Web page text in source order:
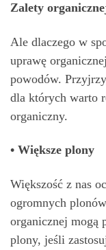
Zalety
Ale dlaczego w
uprawę
powodów.
dla których warto
organiczny.
• Większe plony
Większość z nas
ogromnych
organicznej mogą
plony, jeśli